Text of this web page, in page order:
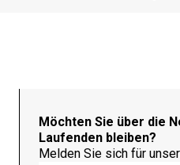
Möchten Sie über die
Laufenden bleiben?
Melden Sie sich für